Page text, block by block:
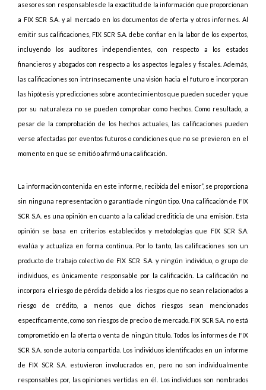
asesores son responsables de la exactitud de la información que proporcionan
a FIX SCR S.A. y al mercado en los documentos de oferta y otros informes. Al
emitir sus calificaciones, FIX SCR S.A. debe confiar en la labor de los expertos,
incluyendo los auditores independientes, con respecto a los estados
financieros y abogados con respecto a los aspectos legales y fiscales. Además,
las calificaciones son intrínsecamente una visión hacia el futuro e incorporan
las hipótesis y predicciones sobre acontecimientos que pueden suceder y que
por su naturaleza no se pueden comprobar como hechos. Como resultado, a
pesar de la comprobación de los hechos actuales, las calificaciones pueden
verse afectadas por eventos futuros o condiciones que no se previeron en el
momento en que se emitió o afirmó una calificación.
La información contenida en este informe, recibida del emisor”, se proporciona
sin ninguna representación o garantía de ningún tipo. Una calificación de FIX
SCR S.A. es una opinión en cuanto a la calidad crediticia de una emisión. Esta
opinión se basa en criterios establecidos y metodologías que FIX SCR S.A.
evalúa y actualiza en forma continua. Por lo tanto, las calificaciones son un
producto de trabajo colectivo de FIX SCR S.A. y ningún individuo, o grupo de
individuos, es únicamente responsable por la calificación. La calificación no
incorpora el riesgo de pérdida debido a los riesgos que no sean relacionados a
riesgo de crédito, a menos que dichos riesgos sean mencionados
específicamente, como son riesgos de precio o de mercado. FIX SCR S.A. no está
comprometido en la oferta o venta de ningún título. Todos los informes de FIX
SCR S.A. son de autoría compartida. Los individuos identificados en un informe
de FIX SCR S.A. estuvieron involucrados en, pero no son individualmente
responsables por, las opiniones vertidas en él. Los individuos son nombrados